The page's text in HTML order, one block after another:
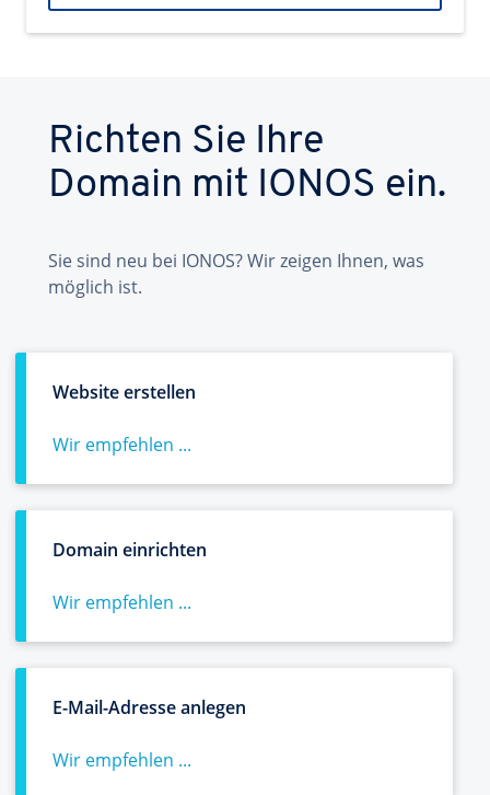
Richten Sie Ihre
Domain mit IONOS ein.
Sie sind neu bei IONOS? Wir zeigen Ihnen, was
möglich ist.
Website erstellen
Wir empfehlen ...
Domain einrichten
Wir empfehlen ...
E-Mail-Adresse anlegen
Wir empfehlen ...